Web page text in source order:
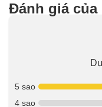
Đánh giá của
5 sao
4 sao